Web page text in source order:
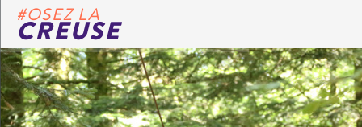
#OSEZ LA
CREUSE